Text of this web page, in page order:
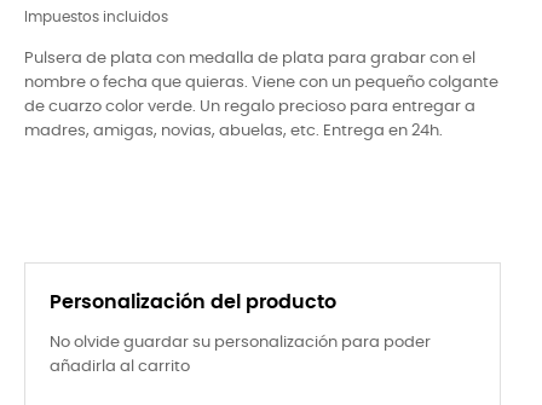
Impuestos incluidos
Pulsera de plata con medalla de plata para grabar con el
nombre o fecha que quieras. Viene con un pequeño colgante
de cuarzo color verde. Un regalo precioso para entregar a
madres, amigas, novias, abuelas, etc. Entrega en 24h.
Personalización del producto
No olvide guardar su personalización para poder
añadirla al carrito